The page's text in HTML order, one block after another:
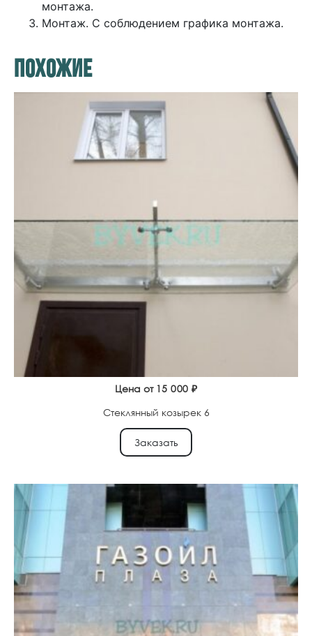
монтажа.
Монтаж. С соблюдением графика монтажа.
ПОХОЖИЕ
Цена от 15 000 ₽
Стеклянный козырек 6
Заказать